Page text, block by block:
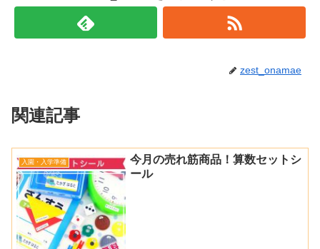
zest_onamae
関連記事
入園・入学準備
今月の売れ筋商品！算数セットシ
ール